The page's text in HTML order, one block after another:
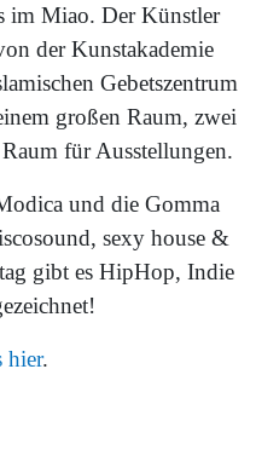
im Miao. Der Künstler
der Kunstakademie
Gebetszentrum
großen Raum, zwei
für Ausstellungen.
und die Gomma
sexy house &
gibt es HipHop, Indie
hier.